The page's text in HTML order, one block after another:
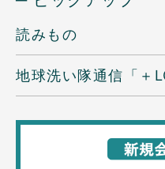
読みもの
地球洗い隊通信「＋